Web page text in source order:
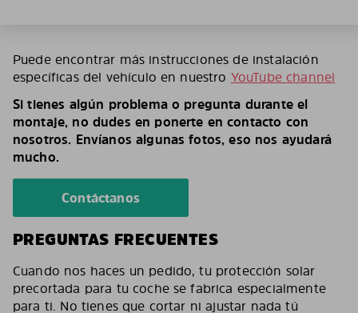
Puede encontrar más instrucciones de instalación
específicas del vehículo en nuestro YouTube channel
Si tienes algún problema o pregunta durante el
montaje, no dudes en ponerte en contacto con
nosotros. Envíanos algunas fotos, eso nos ayudará
mucho.
Contáctanos
PREGUNTAS FRECUENTES
Cuando nos haces un pedido, tu protección solar
precortada para tu coche se fabrica especialmente
para ti. No tienes que cortar ni ajustar nada tú